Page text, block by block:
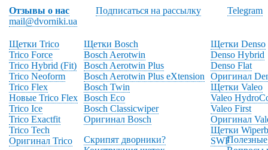
Отзывы о нас Подписаться на рассылку
Telegram
mail@dvorniki.ua
Щетки Trico
Trico Force
Trico Hybrid (Fit)
Trico Neoform
Trico Flex
Новые Trico Flex
Trico Ice
Trico Exactfit
Trico Tech
Оригинал Trico
Щетки Bosch
Bosch Aerotwin
Bosch Aerotwin Plus
Bosch Aerotwin Plus eXtension
Bosch Twin
Bosch Eco
Bosch Classicwiper
Оригинал Bosch
Щетки Denso
Denso Hybrid
Denso Flat
Оригинал
Щетки Valeo
Valeo
Valeo First
Оригинал
Щетки
SWF
Скрипят дворники?